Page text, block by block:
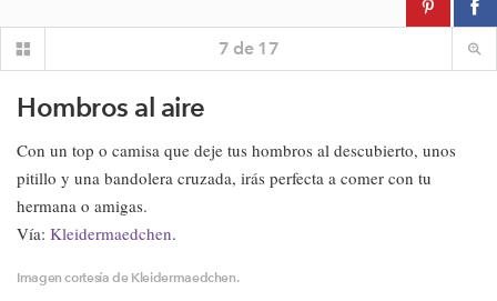
7 de 17
Hombros al aire
Con un top o camisa que deje tus hombros al descubierto, unos
pitillo y una bandolera cruzada, irás perfecta a comer con tu
hermana o amigas.
Vía: Kleidermaedchen.
Imagen cortesía de Kleidermaedchen.